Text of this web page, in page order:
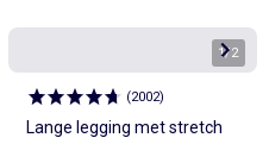
1/2
(2002)
Lange legging met stretch